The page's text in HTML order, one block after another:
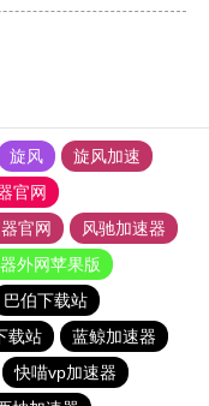
旋风
旋风加速
官网
官网
风驰加速器
外网苹果版
巴伯下载站
载站
蓝鲸加速器
快喵vp加速器